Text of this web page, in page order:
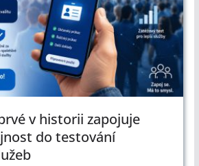
v historii zapojuje
do testování